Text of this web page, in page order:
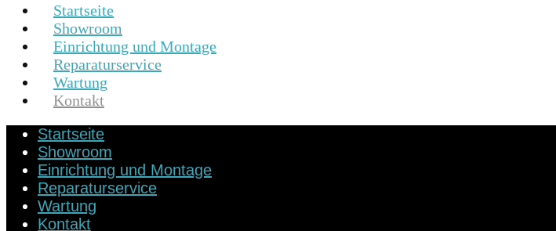
Startseite
Showroom
Einrichtung und Montage
Reparaturservice
Wartung
Kontakt
Startseite
Showroom
Einrichtung und Montage
Reparaturservice
Wartung
Kontakt